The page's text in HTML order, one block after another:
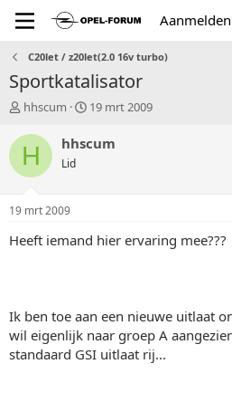
Aanmelden
C20let / z20let(2.0 16v turbo)
Sportkatalisator
T
p
a
r
hhscum
S
a
u
19 mrt 2009
H hhscum
Lid
19 mrt 2009
Heeft iemand hier ervaring mee???
Ik ben toe aan een nieuwe uitlaat
wil eigenlijk naar groep A
standaard GSI uitlaat rij...